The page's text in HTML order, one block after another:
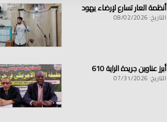
أنظمة العار تسارع لإرضاء يهود
التاريخ: 08/02/2026
أبرز عناوين جريدة الراية 610
التاريخ: 07/31/2026